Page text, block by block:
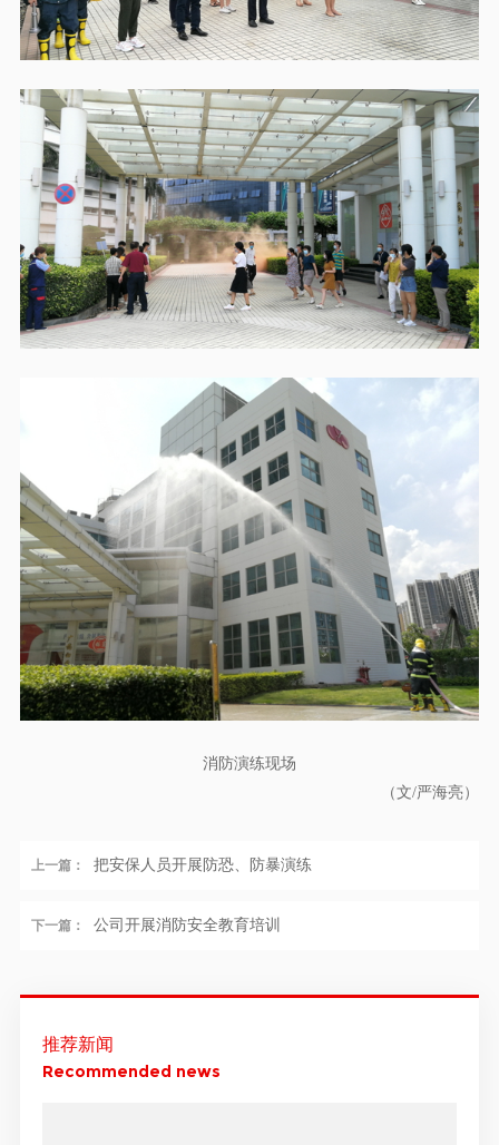
消防演练现场
（文/严海亮）
上一篇： 把安保人员开展防恐、防暴演练
下一篇： 公司开展消防安全教育培训
推荐新闻
Recommended news